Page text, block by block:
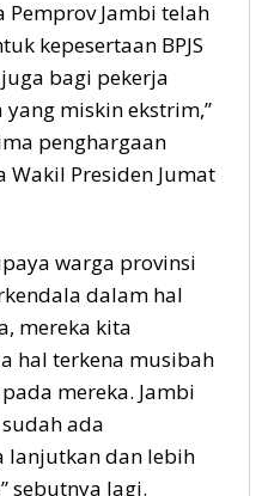
Pemprov Jambi telah
kepesertaan BPJS
bagi pekerja
miskin ekstrim,”
penghargaan
Presiden Jumat
warga provinsi
dalam hal
mereka kita
hal terkena musibah
mereka. Jambi
ada
lanjutkan dan lebih
sebutnya lagi.